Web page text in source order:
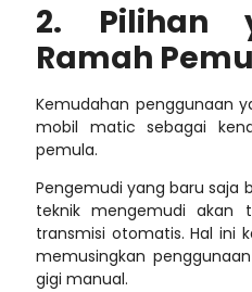
2. Pilihan
Ramah
Kemudahan penggunaan
mobil matic sebagai
pemula.
Pengemudi yang baru saja
teknik mengemudi akan
transmisi otomatis. Hal ini
memusingkan
gigi manual.